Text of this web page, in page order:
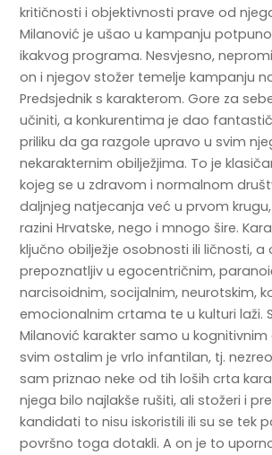
kritičnosti i objektivnosti prave od
Milanović je ušao u kampanju
ikakvog programa. Nesvjesno,
on i njegov stožer temelje kampanju
Predsjednik s karakterom. Gore za
učiniti, a konkurentima je dao
priliku da ga razgole upravo u svim
nekarakternim obilježjima. To je
kojeg se u zdravom i normalnom
daljnjeg natjecanja već u prvom
razini Hrvatske, nego i mnogo šire.
ključno obilježje osobnosti ili ličnosti, a
prepoznatljiv u egocentričnim,
narcisoidnim, socijalnim, neurotskim,
emocionalnim crtama te u kulturi laži.
Milanović karakter samo u
svim ostalim je vrlo infantilan, tj.
sam priznao neke od tih loših crta
njega bilo najlakše rušiti, ali stožeri i
kandidati to nisu iskoristili ili su se tek
površno toga dotakli. A on je to